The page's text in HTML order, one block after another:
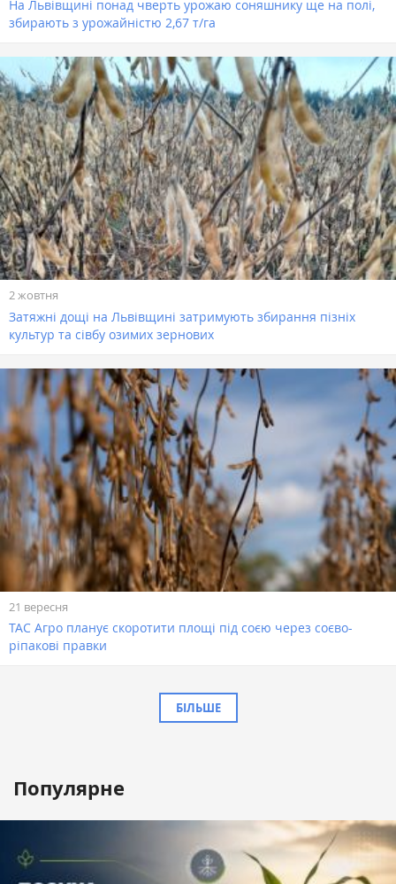
На Львівщині понад чверть урожаю соняшнику ще на полі,
збирають з урожайністю 2,67 т/га
2 жовтня
Затяжні дощі на Львівщині затримують збирання пізніх
культур та сівбу озимих зернових
21 вересня
ТАС Агро планує скоротити площі під соєю через соєво-
ріпакові правки
БІЛЬШЕ
Популярне